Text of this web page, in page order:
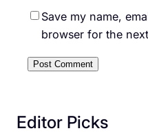
Save my name,
browser for the
Editor Picks